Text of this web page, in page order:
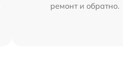
ремонт и обратно.